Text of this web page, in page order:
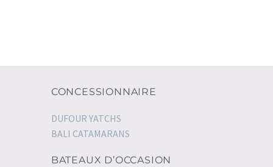
CONCESSIONNAIRE
DUFOUR YATCHS
BALI CATAMARANS
BATEAUX D’OCCASION